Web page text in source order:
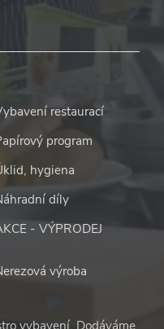
restaurací
program
hygiena
díly
- VÝPRODEJ
výroba
vybavení. Dodáváme